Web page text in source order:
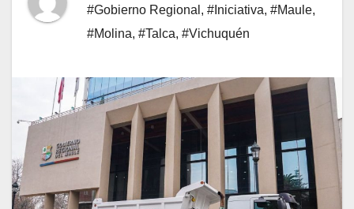
#Gobierno Regional , #Iniciativa, #Maule,
#Molina, #Talca, #Vichuquén